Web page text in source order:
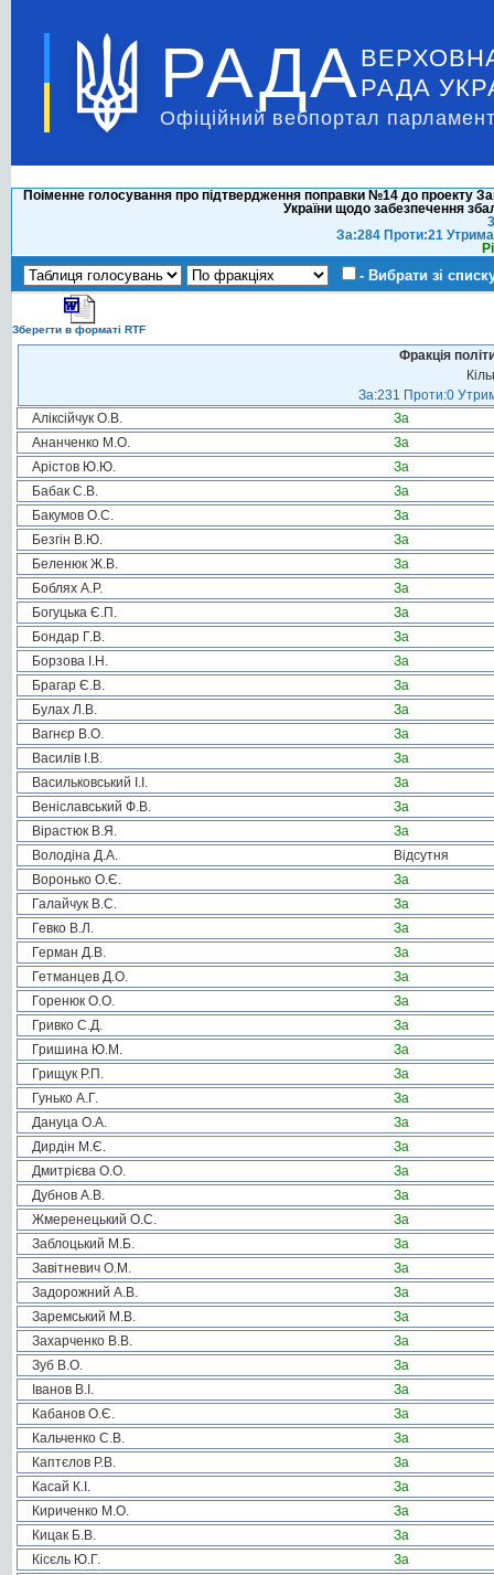
РАДА РАДА
Офіційний вебпортал
Поіменне голосування про підтвердження поправки №14 до проекту
України щодо забезпечення
За:284 Проти:21
- Вибрати зі
Зберегти в форматі RTF
Фракція
За:231 Проти:0
Аліксійчук О.В.
За
Ананченко М.О.
За
Арістов Ю.Ю.
За
Бабак С.В.
За
Бакумов О.С.
За
Безгін В.Ю.
За
Беленюк Ж.В.
За
Боблях А.Р.
За
Богуцька Є.П.
За
Бондар Г.В.
За
Борзова І.Н.
За
Брагар Є.В.
За
Булах Л.В.
За
Вагнєр В.О.
За
Василів І.В.
За
Васильковський І.І.
За
Веніславський Ф.В.
За
Вірастюк В.Я.
За
Володіна Д.А.
Відсутня
Воронько О.Є.
За
Галайчук В.С.
За
Гевко В.Л.
За
Герман Д.В.
За
Гетманцев Д.О.
За
Горенюк О.О.
За
Гривко С.Д.
За
Гришина Ю.М.
За
Грищук Р.П.
За
Гунько А.Г.
За
Дануца О.А.
За
Дирдін М.Є.
За
Дмитрієва О.О.
За
Дубнов А.В.
За
Жмеренецький О.С.
За
Заблоцький М.Б.
За
Завітневич О.М.
За
Задорожний А.В.
За
Заремський М.В.
За
Захарченко В.В.
За
Зуб В.О.
За
Іванов В.І.
За
Кабанов О.Є.
За
Кальченко С.В.
За
Каптєлов Р.В.
За
Касай К.І.
За
Кириченко М.О.
За
Кицак Б.В.
За
Кісєль Ю.Г.
За